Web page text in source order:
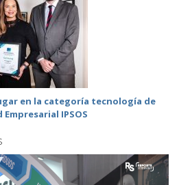
en la categoría tecnología de
IPSOS